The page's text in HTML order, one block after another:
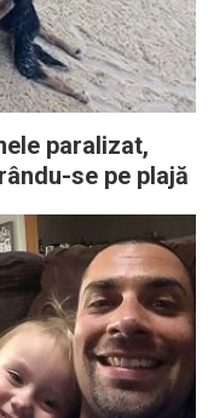
paralizat,
se pe plajă